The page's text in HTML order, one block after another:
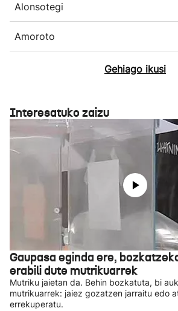
Alonsotegi
Amoroto
Gehiago ikusi
Interesatuko zaizu
Gaupasa eginda ere,
erabili dute mutrikuarrek
Mutriku jaietan da. Behin bozkatuta, bi
mutrikuarrek: jaiez gozatzen jarraitu edo
errekuperatu.